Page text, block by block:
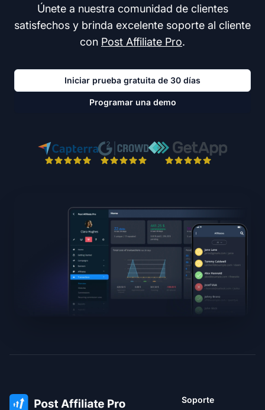
Únete a nuestra comunidad de clientes
satisfechos y brinda excelente soporte al cliente
con Post Affiliate Pro.
Iniciar prueba gratuita de 30 días
Programar una demo
Soporte